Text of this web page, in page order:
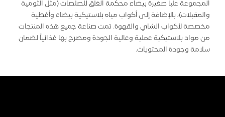
المجموعة علباً صغيرة بيضاء محكمة الغلق للصلصات (مثل الثومية
والمقبلات)، بالإضافة إلى أكواب مياه بلاستيكية بيضاء وأغطية
مخصصة لأكواب الشاي والقهوة. تمت صناعة جميع هذه المنتجات
من مواد بلاستيكية عملية وعالية الجودة ومصرح بها غذائياً لضمان
سلامة وجودة المحتويات.